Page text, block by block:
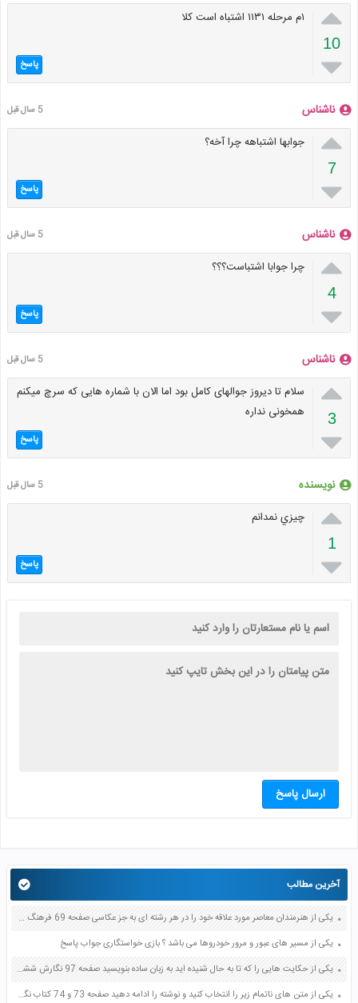

10

۱م مرحله ۱۱۳۱ اشتباه است کلا
پاسخ
ناشناس 5 سال قبل

7

جوابها اشتباهه چرا آخه؟
پاسخ
ناشناس 5 سال قبل

4

چرا جوابا اشتباست؟؟؟
پاسخ
ناشناس 5 سال قبل

3

سلام تا دیروز جوالهای کامل بود اما الان با شماره هایی که سرچ میکنم
همخونی نداره
پاسخ
نویسنده 5 سال قبل

1

چيزي نمدانم
پاسخ
ارسال پاسخ
آخرین مطالب
یکی از هنرمندان معاصر مورد علاقه خود را در هر رشته ای به جز عکاسی صفحه 69 فرهنگ و هنر نهم
یکی از مسیر های عبور و مرور خودروها می باشد ؟ بازی خواستگاری جواب پاسخ
یکی از حکایت هایی را که تا به حال شنیده اید به زبان ساده بنویسید صفحه 97 نگارش ششم دبستان
یکی از متن های ناتمام زیر را انتخاب کنید و نوشته را ادامه دهید صفحه 73 و 74 کتاب نگارش فارسی پنجم دبستان